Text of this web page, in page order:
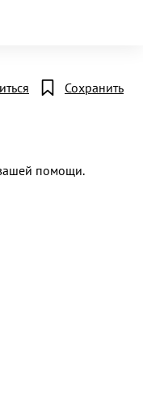
Сохранить
помощи.